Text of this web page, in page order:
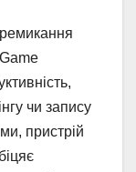
чи запису
пристрій